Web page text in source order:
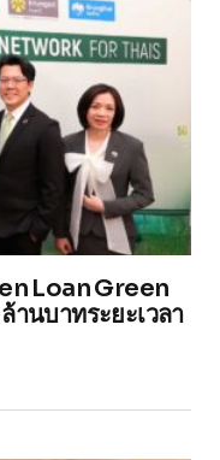
Loan Green
นบาทระยะเวลา